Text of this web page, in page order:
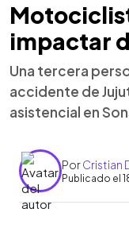
impactar
Una tercera
accidente de
asistencial en
PorCristian
Publicado el